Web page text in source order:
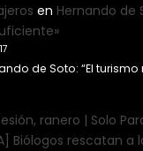
en Hernando de
de Soto: “El
ranero | Solo
Biólogos rescatan